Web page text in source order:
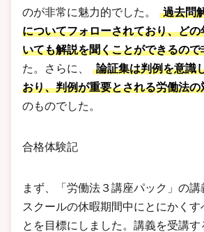
のが非常に魅力的でした。
過去問
についてフォローされており、ど
いても解説を聞くことができるので
た。さらに、
論証集は判例を意識
おり、判例が重要とされる労働法
のものでした。
合格体験記
まず、「労働法３講座パック」の
スクールの休暇期間中にとにかくす
とを目標にしました。講義を受講す